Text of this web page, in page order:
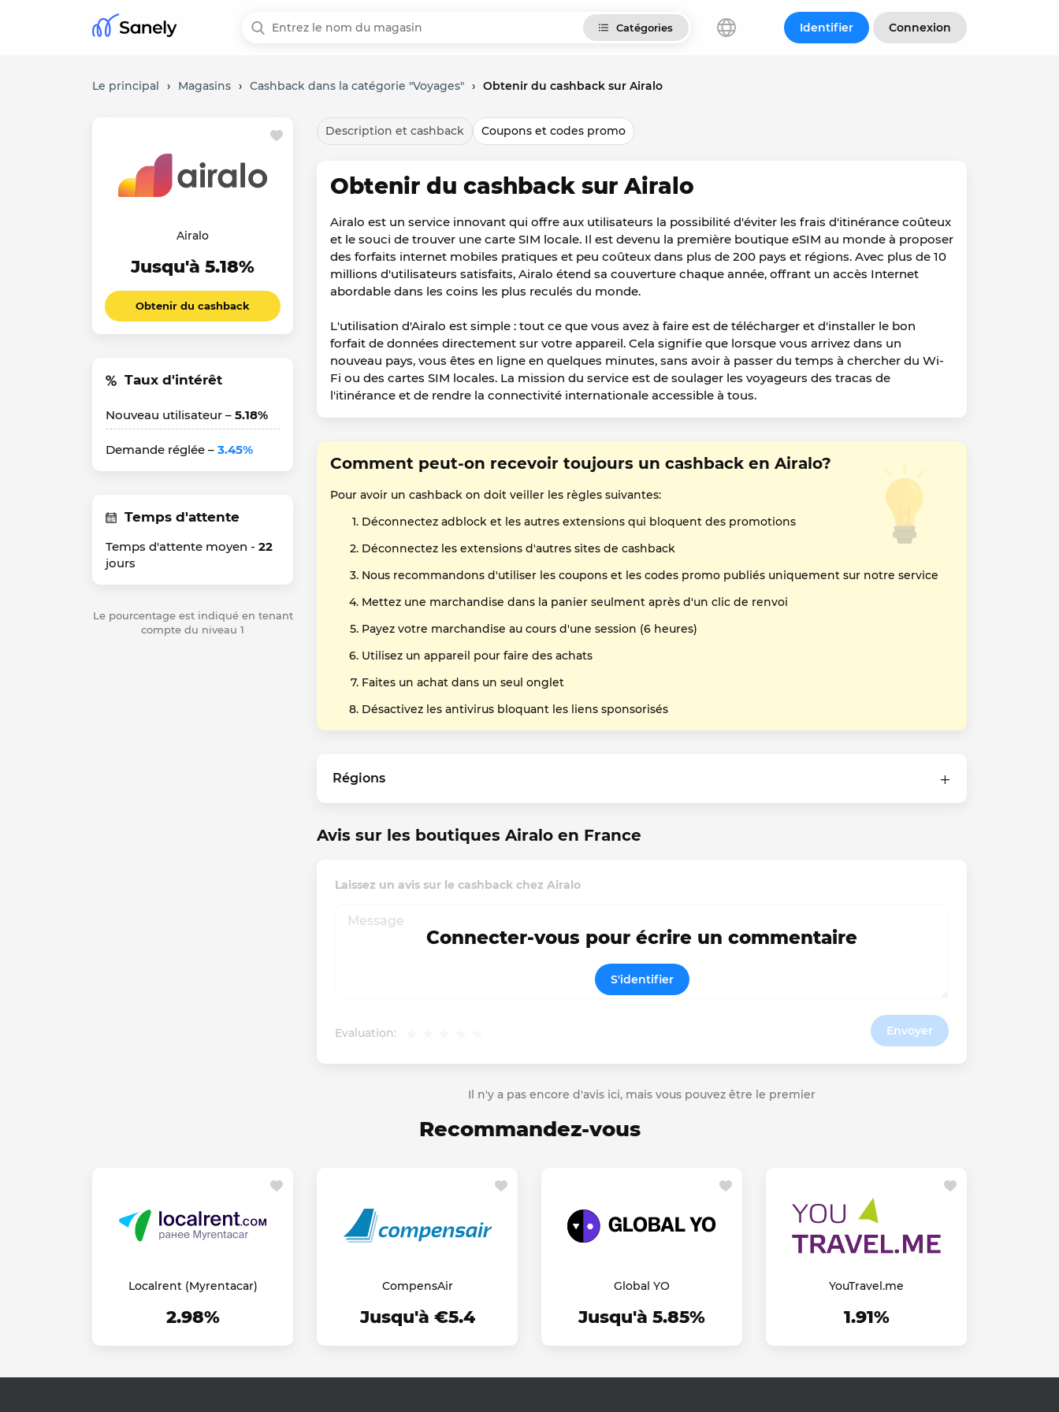
Catégories Identifier Connexion
Le principal › Magasins › Cashback dans la catégorie "Voyages" › Obtenir du cashback sur Airalo
Airalo
Jusqu'à 5.18%
Obtenir du cashback
Taux d'intérêt
Nouveau utilisateur – 5.18%
Demande réglée – 3.45%
Temps d'attente
Temps d'attente moyen - 22
jours
Le pourcentage est indiqué en tenant
compte du niveau 1
Description et cashback Coupons et codes promo
Obtenir du cashback sur Airalo
Airalo est un service innovant qui offre aux utilisateurs la possibilité d'éviter les frais d'itinérance coûteux
et le souci de trouver une carte SIM locale. Il est devenu la première boutique eSIM au monde à proposer
des forfaits internet mobiles pratiques et peu coûteux dans plus de 200 pays et régions. Avec plus de 10
millions d'utilisateurs satisfaits, Airalo étend sa couverture chaque année, offrant un accès Internet
abordable dans les coins les plus reculés du monde.
L'utilisation d'Airalo est simple : tout ce que vous avez à faire est de télécharger et d'installer le bon
forfait de données directement sur votre appareil. Cela signifie que lorsque vous arrivez dans un
nouveau pays, vous êtes en ligne en quelques minutes, sans avoir à passer du temps à chercher du Wi-
Fi ou des cartes SIM locales. La mission du service est de soulager les voyageurs des tracas de
l'itinérance et de rendre la connectivité internationale accessible à tous.
Comment peut-on recevoir toujours un cashback en Airalo?
Pour avoir un cashback on doit veiller les règles suivantes:
Déconnectez adblock et les autres extensions qui bloquent des promotions
Déconnectez les extensions d'autres sites de cashback
Nous recommandons d'utiliser les coupons et les codes promo publiés uniquement sur notre service
Mettez une marchandise dans la panier seulment après d'un clic de renvoi
Payez votre marchandise au cours d'une session (6 heures)
Utilisez un appareil pour faire des achats
Faites un achat dans un seul onglet
Désactivez les antivirus bloquant les liens sponsorisés
Régions
Avis sur les boutiques Airalo en France
Laissez un avis sur le cashback chez Airalo
Evaluation: Envoyer
Connecter-vous pour écrire un commentaire
S'identifier
Il n'y a pas encore d'avis ici, mais vous pouvez être le premier
Recommandez-vous
Localrent (Myrentacar)
2.98%
CompensAir
Jusqu'à €5.4
Global YO
Jusqu'à 5.85%
YouTravel.me
1.91%